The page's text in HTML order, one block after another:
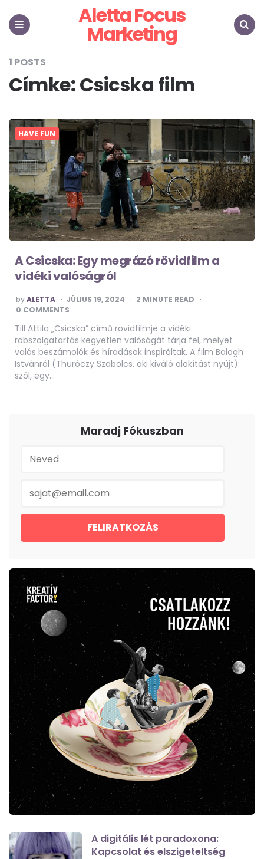
Aletta Focus
Marketing
1 POSTS
Címke:Csicska film
HAVE FUN
A Csicska: Egy megrázó rövidfilm a
vidéki valóságról
POSTED
BY
byALETTA JÚLIUS 19, 2024 2 MINUTE READ
0 COMMENTS
Till Attila „Csicska” című rövidfilmje a vidéki
rabszolgatartás kegyetlen valóságát tárja fel, melyet
valós beszámolók és híradások inspiráltak. A film Balogh
Istvánról (Thuróczy Szabolcs, aki kiváló alakítást nyújt)
szól, egy…
Maradj Fókuszban
A digitális lét paradoxona:
Kapcsolat és elszigeteltség